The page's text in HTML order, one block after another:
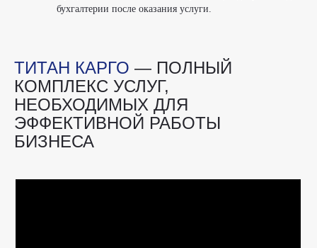
бухгалтерии после оказания услуги.
ТИТАН КАРГО — ПОЛНЫЙ
КОМПЛЕКС УСЛУГ,
НЕОБХОДИМЫХ ДЛЯ
ЭФФЕКТИВНОЙ РАБОТЫ
БИЗНЕСА